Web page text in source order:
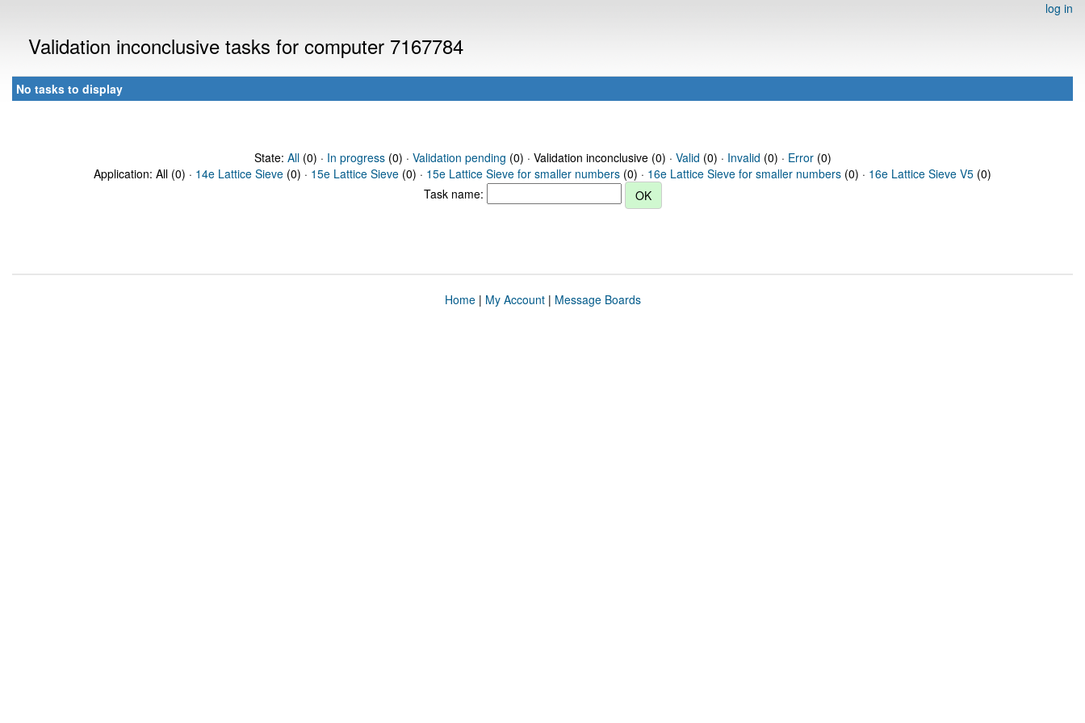
log in
Validation inconclusive tasks for computer 7167784
No tasks to display
State: All(0) · In progress(0) · Validation pending (0) · Validation inconclusive (0) · Valid (0) · Invalid (0) · Error(0)
Application: All (0) · 14e Lattice Sieve (0) · 15e Lattice Sieve (0) · 15e Lattice Sieve for smaller numbers (0) · 16e Lattice Sieve for smaller numbers (0) · 16e Lattice Sieve V5 (0)
Task name:
Home| My Account| Message Boards